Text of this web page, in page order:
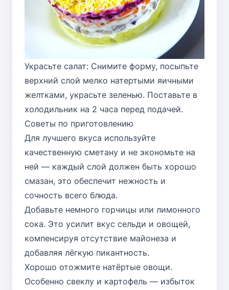
Украсьте салат: Снимите форму, посыпьте
верхний слой мелко натертыми яичными
желтками, украсьте зеленью. Поставьте в
холодильник на 2 часа перед подачей.
Советы по приготовлению
Для лучшего вкуса используйте
качественную сметану и не экономьте на
ней — каждый слой должен быть хорошо
смазан, это обеспечит нежность и
сочность всего блюда.
Добавьте немного горчицы или лимонного
сока. Это усилит вкус сельди и овощей,
компенсируя отсутствие майонеза и
добавляя лёгкую пикантность.
Хорошо отожмите натёртые овощи.
Особенно свеклу и картофель — избыток